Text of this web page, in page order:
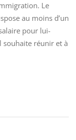
Le
au moins d’un
pour lui-
souhaite réunir et à